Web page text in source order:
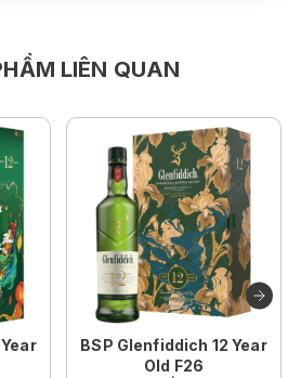
LIÊN QUAN
BSP Glenfiddich 12 Year
Old F26